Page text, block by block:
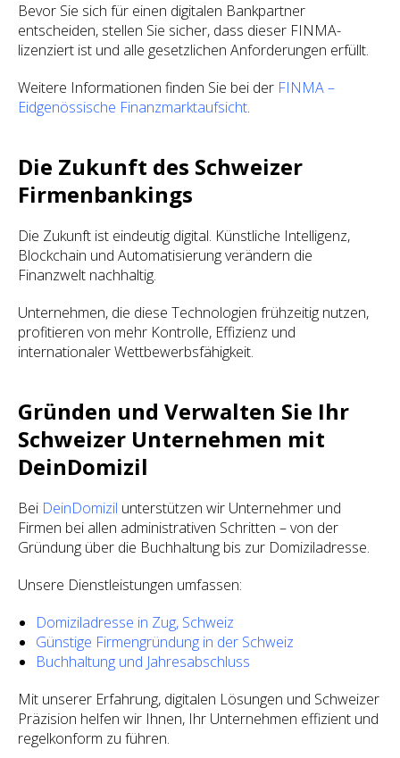
Bevor Sie sich für einen digitalen Bankpartner
entscheiden, stellen Sie sicher, dass dieser FINMA-
lizenziert ist und alle gesetzlichen Anforderungen erfüllt.
Weitere Informationen finden Sie bei der FINMA –
Eidgenössische Finanzmarktaufsicht.
Die Zukunft des Schweizer
Firmenbankings
Die Zukunft ist eindeutig digital. Künstliche Intelligenz,
Blockchain und Automatisierung verändern die
Finanzwelt nachhaltig.
Unternehmen, die diese Technologien frühzeitig nutzen,
profitieren von mehr Kontrolle, Effizienz und
internationaler Wettbewerbsfähigkeit.
Gründen und Verwalten Sie Ihr
Schweizer Unternehmen mit
DeinDomizil
Bei DeinDomizil unterstützen wir Unternehmer und
Firmen bei allen administrativen Schritten – von der
Gründung über die Buchhaltung bis zur Domiziladresse.
Unsere Dienstleistungen umfassen:
Domiziladresse in Zug, Schweiz
Günstige Firmengründung in der Schweiz
Buchhaltung und Jahresabschluss
Mit unserer Erfahrung, digitalen Lösungen und Schweizer
Präzision helfen wir Ihnen, Ihr Unternehmen effizient und
regelkonform zu führen.